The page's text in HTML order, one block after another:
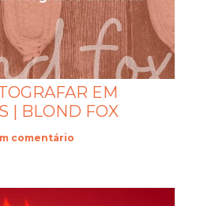
EM
| BLOND FOX
comentário